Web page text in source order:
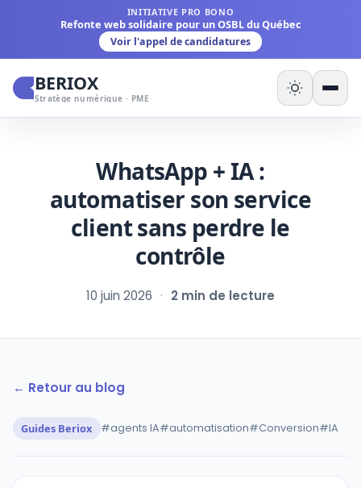
INITIATIVE PRO BONO
Refonte web solidaire pour un OSBL du Québec
Voir l'appel de candidatures
BERIOX
Stratège numérique · PME
WhatsApp + IA :
automatiser son service
client sans perdre le
contrôle
10 juin 2026 · 2 min de lecture
← Retour au blog
Guides Beriox #agents IA#automatisation#Conversion#IA